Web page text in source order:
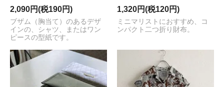
2,090円(税190円)
ブザム（胸当て）のあるデザ
インの、シャツ、またはワン
ピースの型紙です。
1,320円(税120円)
ミニマリストにおすすめ、コ
ンパクト二つ折り財布。